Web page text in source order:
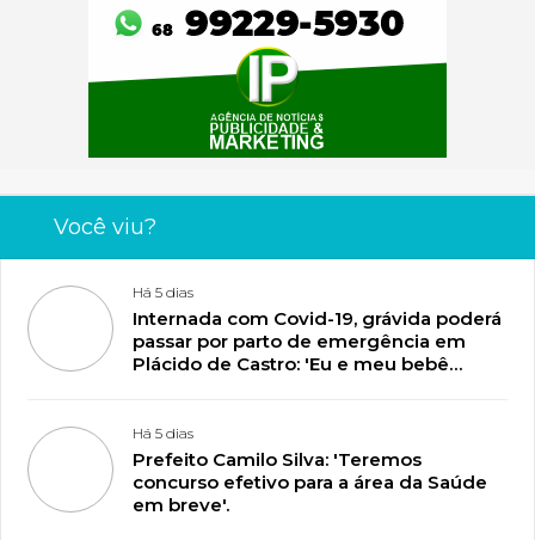
Você viu?
Há 5 dias
Internada com Covid-19, grávida poderá
passar por parto de emergência em
Plácido de Castro: 'Eu e meu bebê
Há 5 dias
Prefeito Camilo Silva: 'Teremos
concurso efetivo para a área da Saúde
em breve'.